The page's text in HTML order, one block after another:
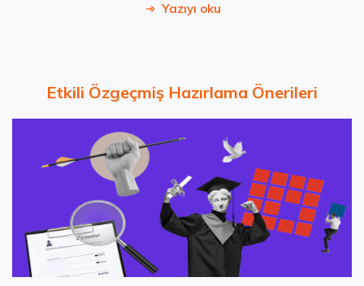
Yazıyı oku
Etkili Özgeçmiş Hazırlama Önerileri